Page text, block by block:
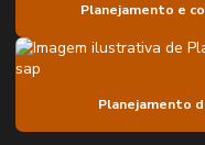
Empresa de engenharia
Empresa de engenharia
Empresa de inspeção nr13
Planejamento e
Planejamento